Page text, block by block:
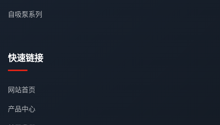
自吸泵系列
快速链接
网站首页
产品中心